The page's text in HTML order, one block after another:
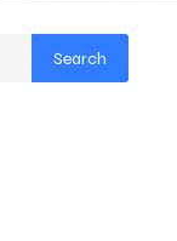
Search